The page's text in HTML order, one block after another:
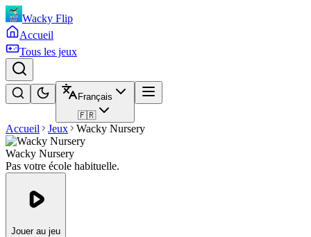
Wacky Flip
Accueil
Tous les jeux
Français
🇫🇷
Accueil Jeux Wacky Nursery
Wacky Nursery
Pas votre école habituelle.
Jouer au jeu